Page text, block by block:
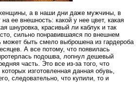
а в наши дни даже мужчины, в
ее внешность: какой у нее цвет, какая
шнуровка, красивый ли каблук и так
сильно понравившаяся по внешнем
может быть смело выброшена из гардероба
А все потому, что появилась
подошва, лопнул дешевый
часть. Это все из-за того, что
изготовленная данная обувь,
следовательно, что купили, то и